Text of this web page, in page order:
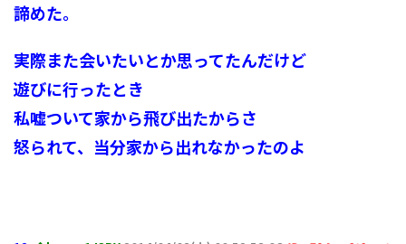
諦めた。
実際また会いたいとか思ってたんだけど
遊びに行ったとき
私嘘ついて家から飛び出たからさ
怒られて、当分家から出れなかったのよ